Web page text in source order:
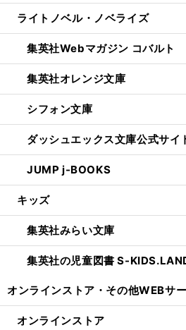
ライトノベル・ノベライズ
集英社Webマガジン コバルト
集英社オレンジ文庫
シフォン文庫
ダッシュエックス文庫公式サイ
JUMP j-BOOKS
キッズ
集英社みらい文庫
集英社の児童図書 S-
オンラインストア・ その他WEBサ
オンラインストア